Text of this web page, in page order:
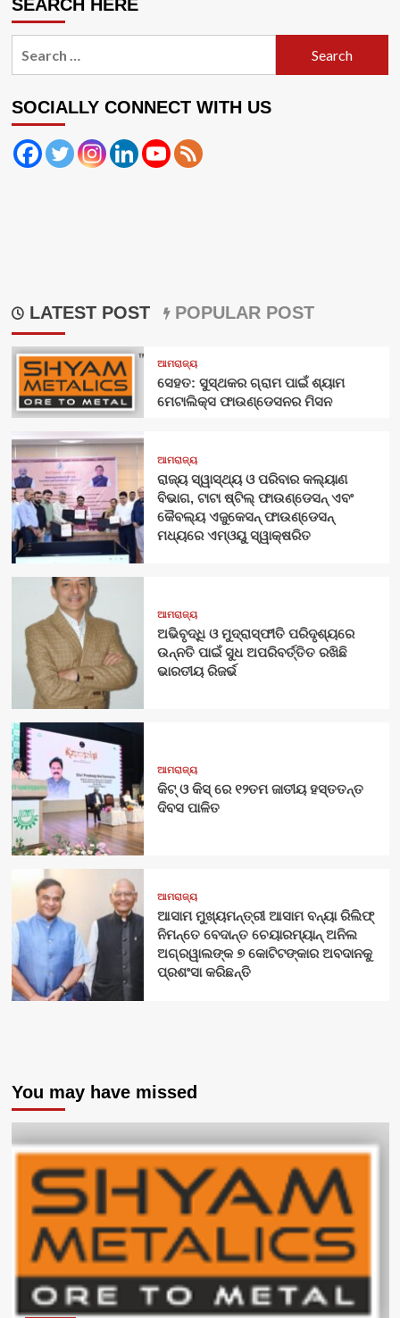
SEARCH HERE
SOCIALLY CONNECT WITH US
LATEST POST POPULAR POST
ଆମରାଜ୍ୟ
ସେହତ: ସୁସ୍ଥକର ଗ୍ରାମ ପାଇଁ ଶ୍ୟାମ
ମେଟାଲିକ୍ସ ଫାଉଣ୍ଡେସନର ମିସନ
ଆମରାଜ୍ୟ
ରାଜ୍ୟ ସ୍ୱାସ୍ଥ୍ୟ ଓ ପରିବାର କଲ୍ୟାଣ
ବିଭାଗ, ଟାଟା ଷ୍ଟିଲ୍ ଫାଉଣ୍ଡେସନ୍ ଏବଂ
କୈବଲ୍ୟ ଏଜୁକେସନ୍ ଫାଉଣ୍ଡେସନ୍
ମଧ୍ୟରେ ଏମ୍‌ଓୟୁ ସ୍ୱାକ୍ଷରିତ
ଆମରାଜ୍ୟ
ଅଭିବୃଦ୍ଧି ଓ ମୁଦ୍ରାସ୍ଫୀତି ପରିଦୃଶ୍ୟରେ
ଉନ୍ନତି ପାଇଁ ସୁଧ ଅପରିବର୍ତ୍ତିତ ରଖିଛି
ଭାରତୀୟ ରିଜର୍ଭ
ଆମରାଜ୍ୟ
କିଟ୍‍ ଓ କିସ୍‍ ରେ ୧୨ତମ ଜାତୀୟ ହସ୍ତତନ୍ତ
ଦିବସ ପାଳିତ
ଆମରାଜ୍ୟ
ଆସାମ ମୁଖ୍ୟମନ୍ତ୍ରୀ ଆସାମ ବନ୍ୟା ରିଲିଫ୍
ନିମନ୍ତେ ବେଦାନ୍ତ ଚେୟାରମ୍ୟାନ୍ ଅନିଲ
ଅଗ୍ରୱାଲଙ୍କ ୭ କୋଟିଟଙ୍କାର ଅବଦାନକୁ
ପ୍ରଶଂସା କରିଛନ୍ତି
You may have missed